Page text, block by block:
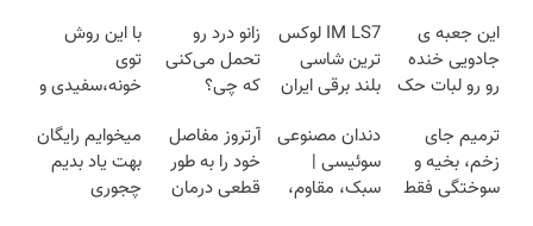
روزه ساخت!
آموزش رایگان
کننده خانگی
سبک و مقاوم |
پرداخت قسطی
این جعبه ی
جادویی خنده
رو رو لبات حک
خرید40%تخفیف
IM LS7 لوکس
ترین شاسی
بلند برقی ایران
زانو درد رو
تحمل می‌کنی
که چی؟
همین‌جاست!
با این روش
توی
خونه،سفیدی و
برگردون
(40%off)
ترمیم جای
زخم، بخیه و
سوختگی فقط
دندان مصنوعی
سوئیسی |
سبک، مقاوم،
آرتروز مفاصل
خود را به طور
قطعی درمان
میخوایم رایگان
بهت یاد بدیم
چجوری